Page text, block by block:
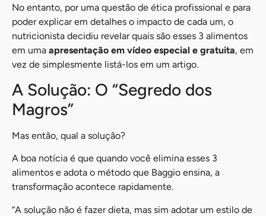
No entanto, por uma questão de ética profissional e para
poder explicar em detalhes o impacto de cada um, o
nutricionista decidiu revelar quais são esses 3 alimentos
em uma apresentação em vídeo especial e gratuita, em
vez de simplesmente listá-los em um artigo.
A Solução: O “Segredo dos
Magros”
Mas então, qual a solução?
A boa notícia é que quando você elimina esses 3
alimentos e adota o método que Baggio ensina, a
transformação acontece rapidamente.
“A solução não é fazer dieta, mas sim adotar um estilo de